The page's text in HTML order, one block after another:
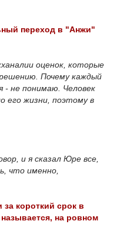
переход в "Анжи"
оценок, которые
Почему каждый
- не понимаю. Человек
его жизни, поэтому в
и я сказал Юре все,
что именно,
короткий срок в
на ровном